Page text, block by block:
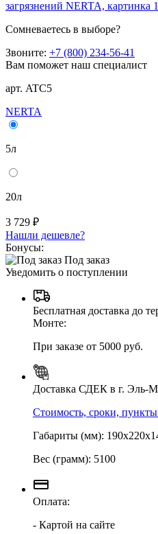
Сомневаетесь в выборе?
Звоните: +7 (800) 234-56-41
Вам поможет наш специалист
арт. ATC5
NERTA
5л
20л
3 729 ₽
Нашли дешевле?
Бонусы:
Под заказ
Уведомить о поступлении
Бесплатная доставка до
Монте:
При заказе от 5000 руб.
Доставка СДЕК в г. Эль-
Стоимость, сроки,
Габариты (мм):
Вес (грамм): 5100
Оплата:
- Картой на сайте